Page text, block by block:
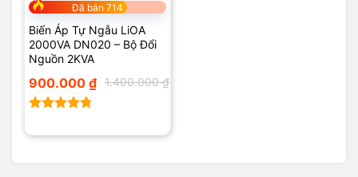
Đã bán 714
Biến Áp Tự Ngẫu LiOA
2000VA DN020 – Bộ Đổi
Nguồn 2KVA
hạng4.75
1.400.000₫
Giá
gốc
là:
1.400.000 ₫.
900.000 ₫
Giá
hiện
tại
là: